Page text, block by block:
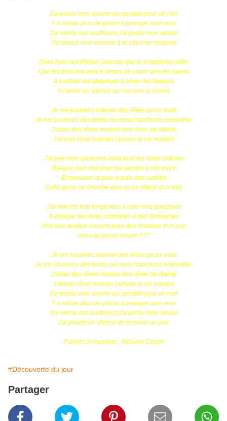
J'ai perdu mon sourire qui pendait pour un rien
Y a même plus de plaisir à partager mon sein
J'ai vendu ma souffrance j'ai perdu mon amour
J'ai pleuré mon errance à te chercher toujours
Dans mes nuit froides j'attends que tu m'appelles enfin
Que tes bras trouvent le temps de courir vers les miens
A combler tes absences à briser les falaises
A t'aimer en silence sur ma lune à misère
Je me souviens maman des rêves qu'on avait
Je me souviens des temps où nous marchions ensemble
J'avais des rêves maman des rêves de liberté
J'aimais rêver maman j'aimais la vie maman
J'ai jeté mes souvenirs dans tous les vides ordures
Balayer mon exil pour me pendre à vos murs
Et retrouver la paix la paix des oubliés
Celle qu'on ne cherche plus qu'on efface d'un trait
J'ai marché trop longtemps à user mes godasses
A essuyer les vents contraires à mes fantasmes
J'me suis perdue souvent pour des histoires d'un jour
Alors qu'aucun amant ???
Je me souviens maman des rêves qu'on avait
Je me souviens des temps où nous marchions ensemble
J'avais des rêves maman des rêves de liberté
J'aimais rêver maman j'aimais la vie maman
J'ai perdu mon sourire qui pendait pour un rien
Y a même plus de plaisir à partager mon sein
J'ai vendu ma souffrance j'ai perdu mon amour
J'ai pleuré en silence de te revoir un jour
Paroles et musique : Mélanie Coulet
#Découverte du jour
Partager